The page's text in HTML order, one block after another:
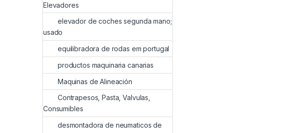
Elevadores
elevador de coches segunda mano;
usado
equilibradora de rodas em portugal
productos maquinaria canarias
Maquinas de Alineación
Contrapesos, Pasta, Valvulas,
Consumibles
desmontadora de neumaticos de